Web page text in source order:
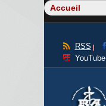
RSS
YouTube